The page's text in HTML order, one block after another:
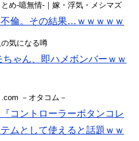
め-噫無情-｜嫁・浮気・メシマズ
不倫。その結果…ｗｗｗｗｗ
気になる噂
ちゃん、即ハメボンバーｗｗ
－オタコム－
コントローラーボタンコレ
ムとして使えると話題ｗｗ